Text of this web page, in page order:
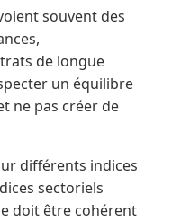
souvent des
de longue
un équilibre
ne pas créer de
différents indices
sectoriels
doit être cohérent